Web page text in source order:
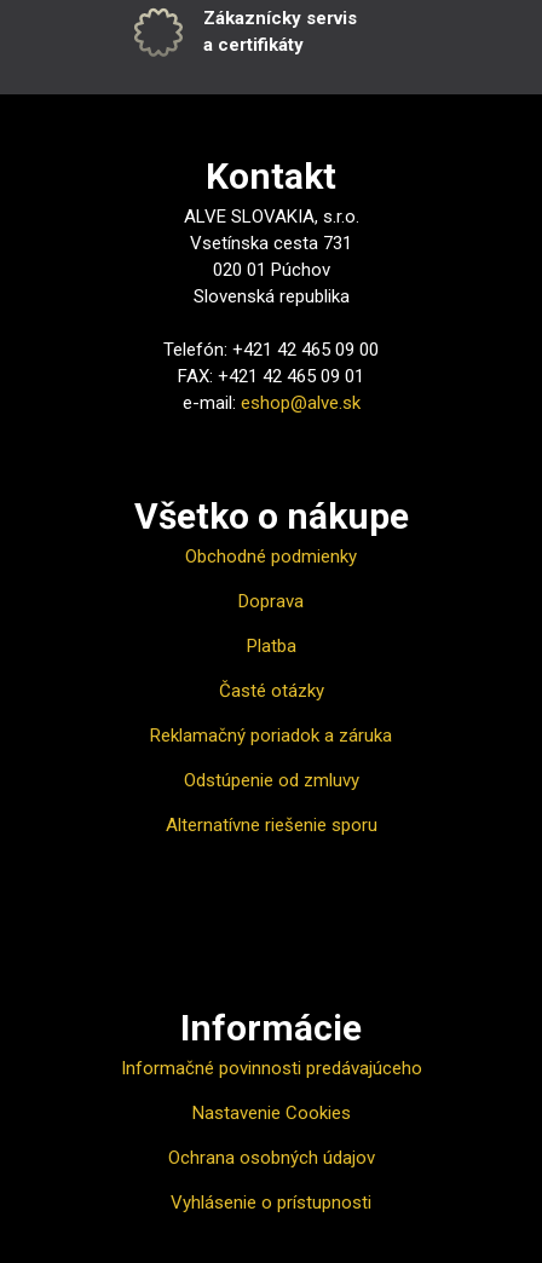
Zákaznícky servis
a certifikáty
Kontakt
ALVE SLOVAKIA, s.r.o.
Vsetínska cesta 731
020 01 Púchov
Slovenská republika
Telefón: +421 42 465 09 00
FAX: +421 42 465 09 01
e-mail: eshop@alve.sk
Všetko o nákupe
Obchodné podmienky
Doprava
Platba
Časté otázky
Reklamačný poriadok a záruka
Odstúpenie od zmluvy
Alternatívne riešenie sporu
Informácie
Informačné povinnosti predávajúceho
Nastavenie Cookies
Ochrana osobných údajov
Vyhlásenie o prístupnosti